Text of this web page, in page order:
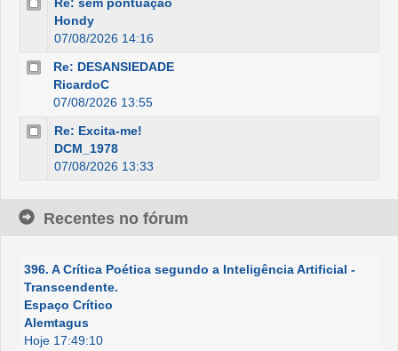
Hondy
07/08/2026 14:16
Re: DESANSIEDADE
RicardoC
07/08/2026 13:55
Re: Excita-me!
DCM_1978
07/08/2026 13:33
Recentes no fórum
396. A Crítica Poética segundo a Inteligência Artificial -
Transcendente.
Espaço Crítico
Alemtagus
Hoje 17:49:10